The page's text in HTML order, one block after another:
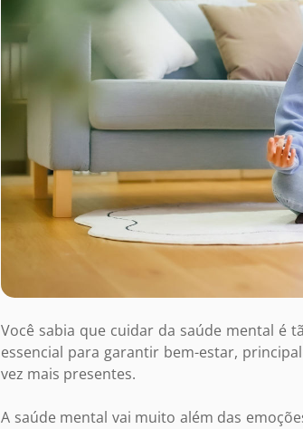
Você sabia que cuidar da saúde mental é
essencial para garantir bem-estar,
vez mais presentes.
A saúde mental vai muito além das